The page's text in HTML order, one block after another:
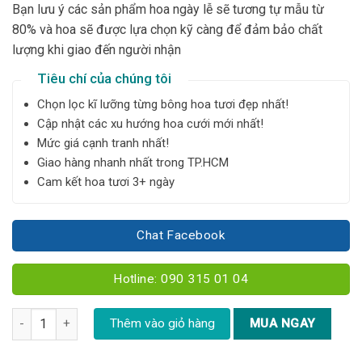
Bạn lưu ý các sản phẩm hoa ngày lễ sẽ tương tự mẫu từ
80% và hoa sẽ được lựa chọn kỹ càng để đảm bảo chất
lượng khi giao đến người nhận
Tiêu chí của chúng tôi
Chọn lọc kĩ lưỡng từng bông hoa tươi đẹp nhất!
Cập nhật các xu hướng hoa cưới mới nhất!
Mức giá cạnh tranh nhất!
Giao hàng nhanh nhất trong TP.HCM
Cam kết hoa tươi 3+ ngày
Chat Facebook
Hotline: 090 315 01 04
Giỏ hoa tone cam size M - YN13 số lượng
Thêm vào giỏ hàng MUA NGAY